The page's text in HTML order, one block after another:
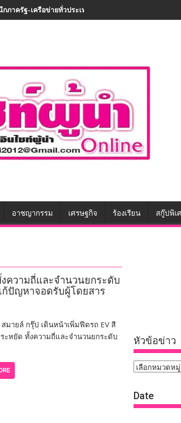
ภาครัฐ-เครือข่ายทั่วประเทศ ขับเคลื่อนทักษะชีวิต สร้างโอก
อาชญากรรม เศรษฐกิจ ร้องเรียน สกู๊ปพิเ
ความถี่และจำนวนยกระดับ
ก้ปัญหาจอดรับผู้โดยสาร
สมายล์ กรุ๊ป เดินหน้าเพิ่มฟีดรถ EV สี
ะหยัด ทั้งความถี่และจำนวนยกระดับ
หัวข้อข่าว
หัวข้อ
Date